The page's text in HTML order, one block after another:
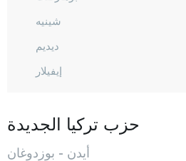
شينيه
ديديم
إيفيلار
إينجيرلي أوفا
حزب تركيا الجديدة
أيدن - بوزدوغان